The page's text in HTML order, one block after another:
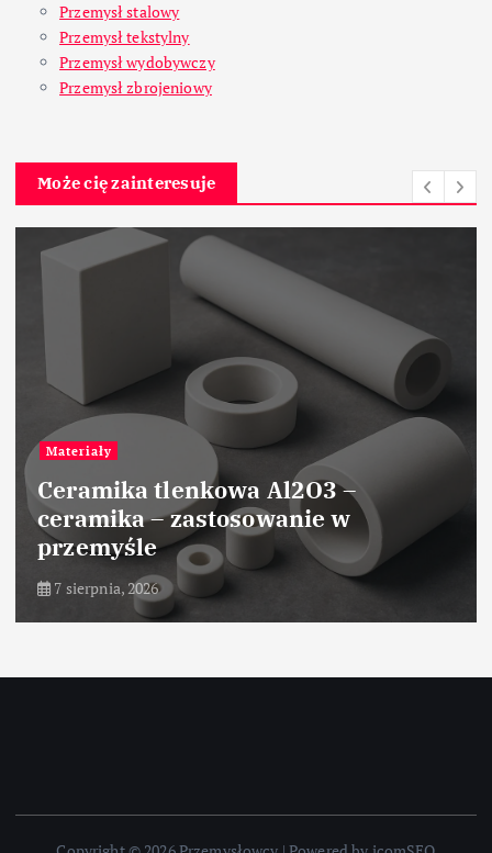
Przemysł stalowy
Przemysł tekstylny
Przemysł wydobywczy
Przemysł zbrojeniowy
Może cię zainteresuje
Materiały
Ceramika tlenkowa Al2O3 –
ceramika – zastosowanie w
przemyśle
7 sierpnia, 2026